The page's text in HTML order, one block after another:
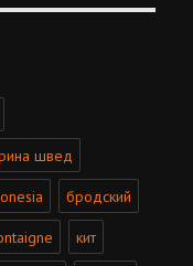
швед
бродский
кит